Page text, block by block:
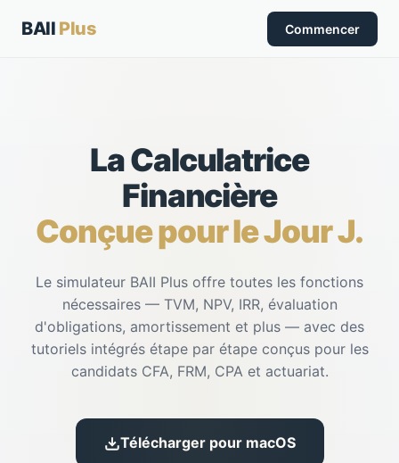
BAII Plus Commencer
La Calculatrice
Financière
Conçue pour le Jour J.
Le simulateur BAII Plus offre toutes les fonctions
nécessaires — TVM, NPV, IRR, évaluation
d'obligations, amortissement et plus — avec des
tutoriels intégrés étape par étape conçus pour les
candidats CFA, FRM, CPA et actuariat.
Télécharger pour macOS